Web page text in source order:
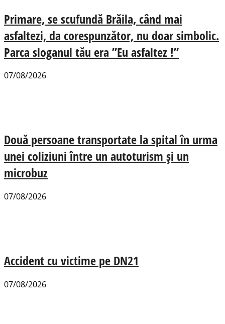
Primare, se scufundă Brăila, când mai
asfaltezi, da corespunzător, nu doar simbolic.
Parca sloganul tău era ”Eu asfaltez !”
07/08/2026
Două persoane transportate la spital în urma
unei coliziuni între un autoturism și un
microbuz
07/08/2026
Accident cu victime pe DN21
07/08/2026